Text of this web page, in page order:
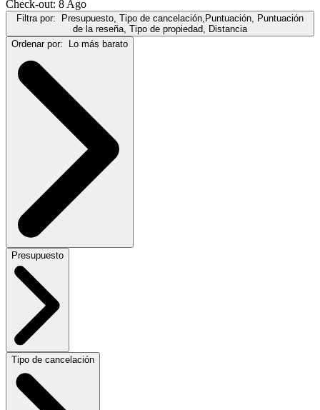
Check-out: 8 Ago
Filtra por:
Presupuesto, Tipo de cancelación,Puntuación, Puntuación
de la reseña, Tipo de propiedad, Distancia
Ordenar por:
Lo más barato
Presupuesto
Tipo de cancelación